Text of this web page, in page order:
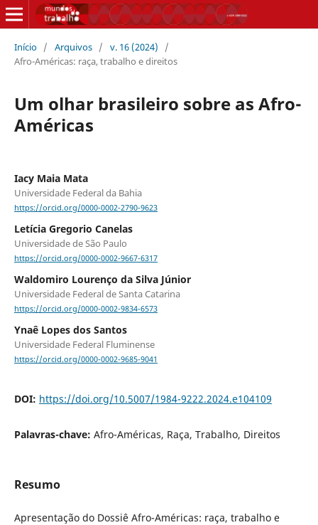
Início / Arquivos / v. 16 (2024)
/
Afro-Américas: raça, trabalho e direitos
Um olhar brasileiro sobre as Afro-
Américas
Iacy Maia Mata
Universidade Federal da Bahia
https://orcid.org/0000-0002-2790-9623
Letícia Gregorio Canelas
Universidade de São Paulo
https://orcid.org/0000-0002-9667-6317
Waldomiro Lourenço da Silva Júnior
Universidade Federal de Santa Catarina
https://orcid.org/0000-0002-9834-6573
Ynaê Lopes dos Santos
Universidade Federal Fluminense
https://orcid.org/0000-0002-9685-9041
DOI: https://doi.org/10.5007/1984-9222.2024.e104109
Palavras-chave: Afro-Américas, Raça, Trabalho, Direitos
Resumo
Apresentação do Dossiê Afro-Américas: raça, trabalho e